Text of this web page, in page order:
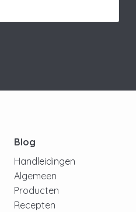
Blog
Handleidingen
Algemeen
Producten
Recepten